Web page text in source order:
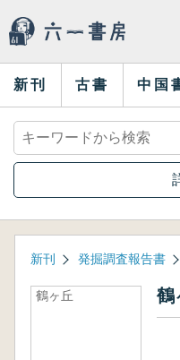
新刊 古書 中国
新刊 発掘調査報告書
鶴ヶ丘 鶴